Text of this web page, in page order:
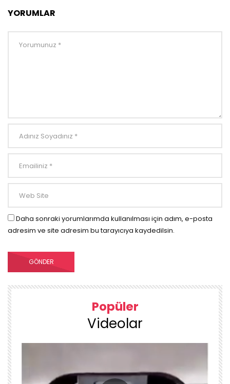
YORUMLAR
Daha sonraki yorumlarımda kullanılması için adım, e-posta
adresim ve site adresim bu tarayıcıya kaydedilsin.
Popüler
Videolar